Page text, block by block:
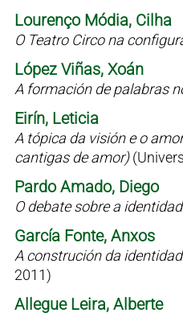
Lourenço Módia, Cilha
O Teatro Circo na
López Viñas, Xoán
A formación de palabras
Eirín, Leticia
A tópica da visión e o
cantigas de amor)
Pardo Amado, Diego
O debate sobre a
García Fonte, Anxos
A construción da
2011)
Allegue Leira, Alberte